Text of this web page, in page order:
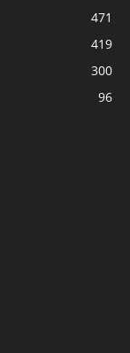
471
419
300
96